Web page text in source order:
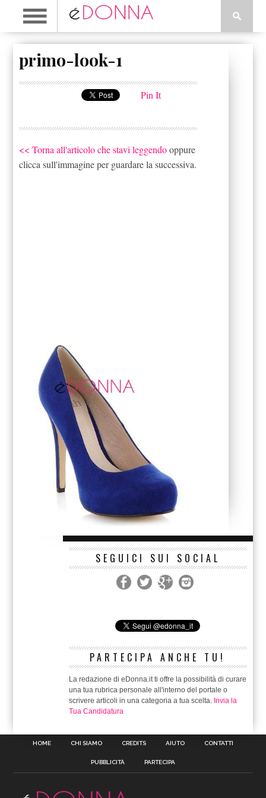
primo-look-1
Pin It
<< Torna all'articolo che stavi leggendooppure
clicca sull'immagine per guardare la successiva.
SEGUICI SUI SOCIAL
PARTECIPA ANCHE TU!
La redazione di eDonna.it ti offre la possibilità di curare
una tua rubrica personale all'interno del portale o
scrivere articoli in una categoria a tua scelta. Invia la
Tua Candidatura
HOME CHI SIAMO CREDITS AIUTO CONTATTI
PUBBLICITÀ PARTECIPA